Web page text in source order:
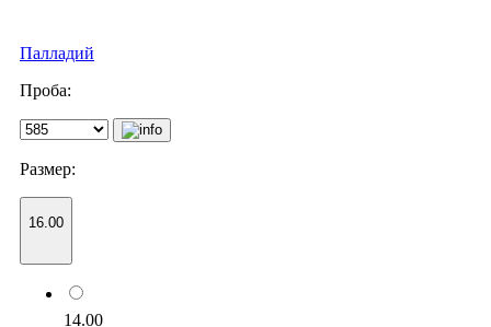
Палладий
Проба:
Размер:
16.00
14.00